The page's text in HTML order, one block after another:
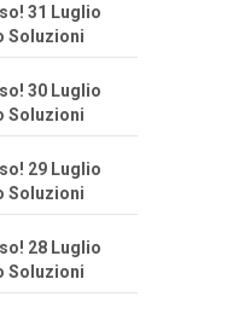
31 Luglio
Soluzioni
30 Luglio
Soluzioni
29 Luglio
Soluzioni
28 Luglio
Soluzioni